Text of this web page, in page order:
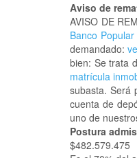
Aviso de
AVISO DE
Banco
demandado:
bien: Se trata
matrícula
subasta. Será
cuenta de
uno de
Postura
$482.579.475